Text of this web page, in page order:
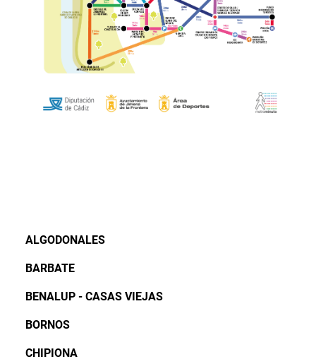
ALGODONALES
BARBATE
BENALUP - CASAS VIEJAS
BORNOS
CHIPIONA